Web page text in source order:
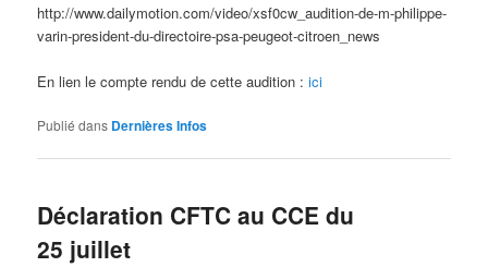
http://www.dailymotion.com/video/xsf0cw_audition-de-m-philippe-
varin-president-du-directoire-psa-peugeot-citroen_news
En lien le compte rendu de cette audition :ici
Publié dans Dernières Infos
Déclaration CFTC au CCE du
25 juillet